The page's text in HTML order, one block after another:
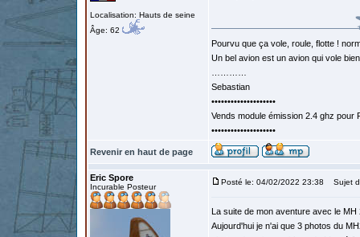
Localisation: Hauts de seine
Âge: 62
Pourvu que ça vole, roule, flotte !
Un bel avion est un avion qui vole
Sebastian
••••••••••••••••••••
Vends module émission 2.4 ghz
••••••••••••••••••••
Revenir en haut de page
Eric Spore
Incurable Posteur
Posté le: 04/02/2022 23:38 Sujet
La suite de mon aventure avec le MH
Aujourd'hui je n'ai que 3 photos du